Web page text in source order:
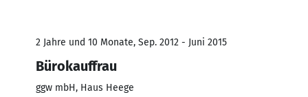
2 Jahre und 10 Monate, Sep. 2012 - Juni 2015
Bürokauffrau
ggw mbH, Haus Heege